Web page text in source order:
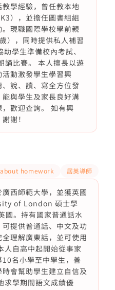
學經驗，曾任教本地
），並擔任圖書組組
現職國際學校學前親
），同時提供私人補習
學生準備校內考試、
誦比賽。 本人擅長以遊
動激發學生學習興
說、讀、寫全方位發
與學生及家長良好溝
歡迎查詢。 如有興
謝！
homework 居英導師
西師範大學，並獲英國
of London 碩士學
國。持有國家普通話水
提供普通話、中文及功
理解廣東話，並可使用
人自高中起開始從事家
名小學至中學生，善
會幫助學生建立自信及
求學期間語文成績優